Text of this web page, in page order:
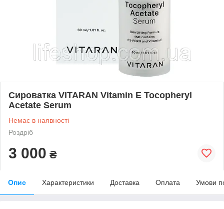
Сироватка VITARAN Vitamin E Tocopheryl
Acetate Serum
Немає в наявності
Роздріб
3 000 ₴
Опис Характеристики Доставка Оплата Умови